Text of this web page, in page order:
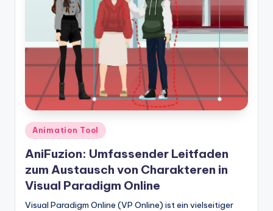
Posted
in
Animation Tool
AniFuzion: Umfassender Leitfaden
zum Austausch von Charakteren in
Visual Paradigm Online
Visual Paradigm Online (VP Online) ist ein vielseitiger